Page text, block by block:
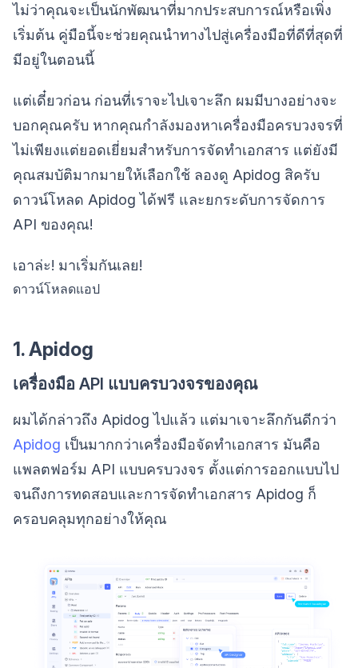
ไม่ว่าคุณจะเป็นนักพัฒนาที่มากประสบการณ์หรือเพิ่ง
เริ่มต้น คู่มือนี้จะช่วยคุณนำทางไปสู่เครื่องมือที่ดีที่สุดที่
มีอยู่ในตอนนี้
แต่เดี๋ยวก่อน ก่อนที่เราจะไปเจาะลึก ผมมีบางอย่างจะ
บอกคุณครับ หากคุณกำลังมองหาเครื่องมือครบวงจรที่
ไม่เพียงแต่ยอดเยี่ยมสำหรับการจัดทำเอกสาร แต่ยังมี
คุณสมบัติมากมายให้เลือกใช้ ลองดู Apidog สิครับ
ดาวน์โหลด Apidog ได้ฟรี และยกระดับการจัดการ
API ของคุณ!
เอาล่ะ! มาเริ่มกันเลย!
ดาวน์โหลดแอป
1. Apidog
เครื่องมือ API แบบครบวงจรของคุณ
ผมได้กล่าวถึง Apidog ไปแล้ว แต่มาเจาะลึกกันดีกว่า
Apidog เป็นมากกว่าเครื่องมือจัดทำเอกสาร มันคือ
แพลตฟอร์ม API แบบครบวงจร ตั้งแต่การออกแบบไป
จนถึงการทดสอบและการจัดทำเอกสาร Apidog ก็
ครอบคลุมทุกอย่างให้คุณ